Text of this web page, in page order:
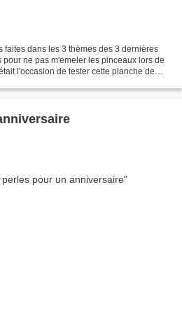
faites dans les 3 thèmes des 3 dernières
ne pas m'emeler les pinceaux lors de
l'occasion de tester cette planche de